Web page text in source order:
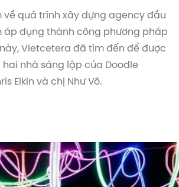
về quá trình xây dựng agency đầu
áp dụng thành công phương pháp
Vietcetera đã tìm đến để được
nhà sáng lập của Doodle
Elkin và chị Như Võ.